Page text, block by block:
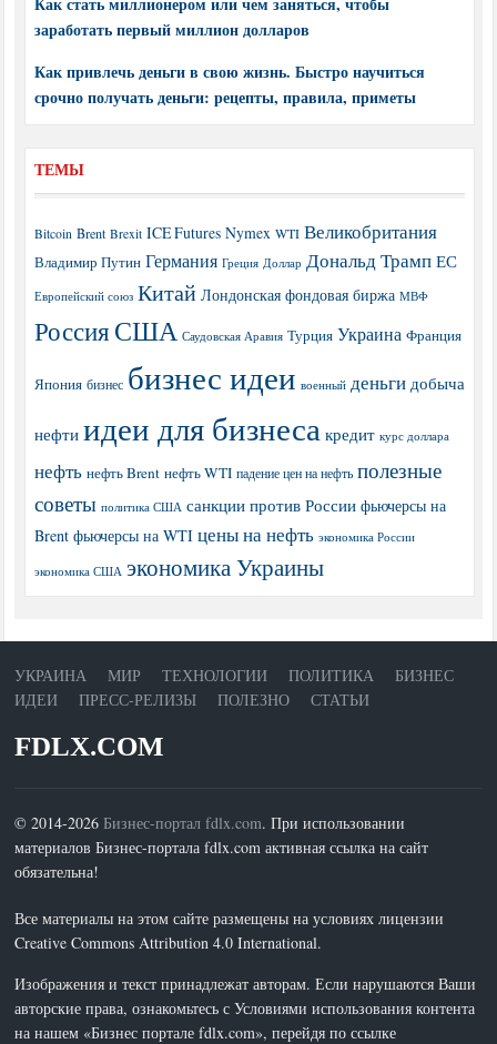
заработать первый миллион долларов
Как привлечь деньги в свою жизнь. Быстро научиться
срочно получать деньги: рецепты, правила, приметы
ТЕМЫ
Bitcoin Brent Brexit ICE Futures Nymex WTI Великобритания
Владимир Путин Германия Греция Доллар Дональд Трамп ЕС
Европейский союз Китай Лондонская фондовая биржа МВФ
РоссияСША Саудовская Аравия Турция Украина Франция
Япония бизнес бизнес идеи военный деньги добыча
нефти идеи для бизнеса кредит курс доллара
нефть нефть Brent нефть WTI падение цен на нефть полезные
советы политика США санкции против России фьючерсы на
Brent фьючерсы на WTI цены на нефть экономика России
экономика США экономика Украины
УКРАИНА МИР ТЕХНОЛОГИИ ПОЛИТИКА
БИЗНЕС
ИДЕИ
ПРЕСС-РЕЛИЗЫ ПОЛЕЗНО СТАТЬИ
FDLX.COM
© 2014-2026 Бизнес-портал fdlx.com. При использовании
материалов Бизнес-портала fdlx.com активная ссылка на сайт
обязательна!
Все материалы на этом сайте размещены на условиях лицензии
Creative Commons Attribution 4.0 International.
Изображения и текст принадлежат авторам. Если нарушаются Ваши
авторские права, ознакомьтесь с Условиями использования контента
на нашем «Бизнес портале fdlx.com», перейдя по ссылке